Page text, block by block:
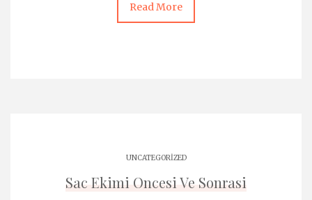
Read More
UNCATEGORIZED
Sac Ekimi Oncesi Ve Sonrasi